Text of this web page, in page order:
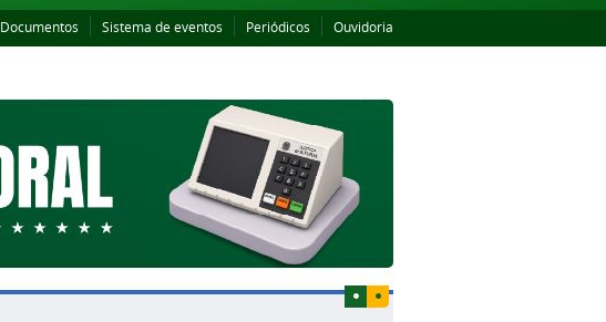
Documentos Sistema de eventos Periódicos Ouvidoria